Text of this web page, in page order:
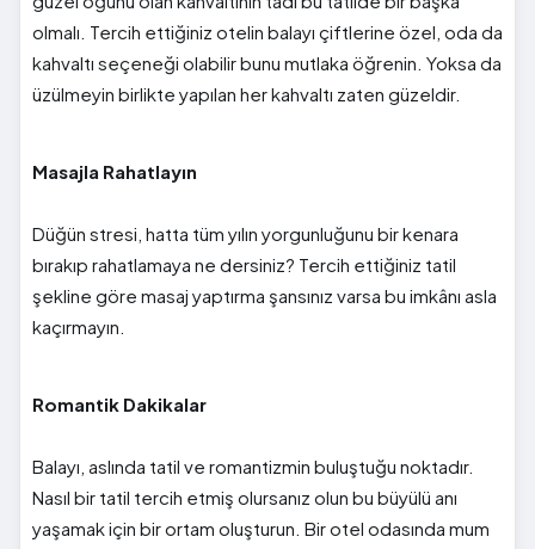
olmalı. Tercih ettiğiniz otelin balayı çiftlerine özel, oda da
kahvaltı seçeneği olabilir bunu mutlaka öğrenin. Yoksa da
üzülmeyin birlikte yapılan her kahvaltı zaten güzeldir.
Masajla Rahatlayın
Düğün stresi, hatta tüm yılın yorgunluğunu bir kenara
bırakıp rahatlamaya ne dersiniz? Tercih ettiğiniz tatil
şekline göre masaj yaptırma şansınız varsa bu imkânı asla
kaçırmayın.
Romantik Dakikalar
Balayı, aslında tatil ve romantizmin buluştuğu noktadır.
Nasıl bir tatil tercih etmiş olursanız olun bu büyülü anı
yaşamak için bir ortam oluşturun. Bir otel odasında mum